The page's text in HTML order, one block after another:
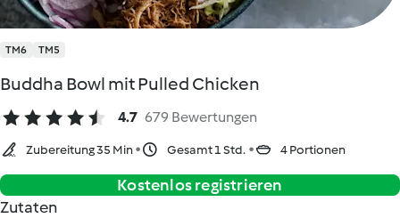
TM6 TM5
Buddha Bowl mit Pulled Chicken
4.7 679 Bewertungen
Zubereitung 35 Min Gesamt 1 Std. 4 Portionen
Kostenlos registrieren
Zutaten